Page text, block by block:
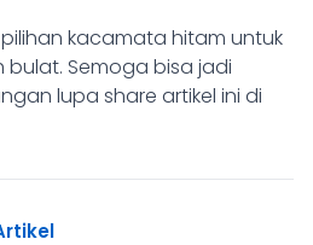
kacamata hitam untuk
Semoga bisa jadi
lupa share artikel ini di